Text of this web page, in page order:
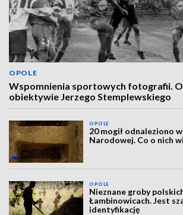
OPOLE
Wspomnienia sportowych fotografii.
obiektywie Jerzego Stemplewskiego
OPOLE
20 mogił odnaleziono
Narodowej. Co o nich
OPOLE
Nieznane groby
Łambinowicach. Jest
identyfikację